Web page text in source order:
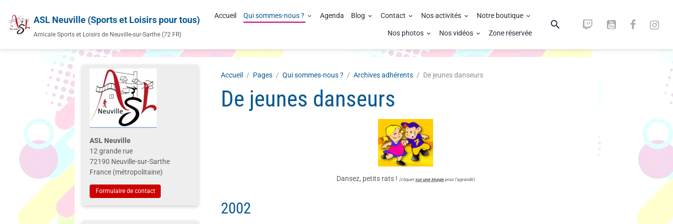
ASL Neuville (Sports et Loisirs pour tous)
Amicale Sports et Loisirs de Neuville-sur-Sarthe (72 FR)
Accueil Qui sommes-nous ? Agenda Blog Contact Nos activités Notre boutique
Nos photos Nos vidéos Zone réservée
Accueil Pages Qui sommes-nous ? Archives adhérents De jeunes danseurs
De jeunes danseurs
Dansez, petits rats ! (cliquersur une imagepour l'agrandir)
2002
ASL Neuville
12 grande rue
72190 Neuville-sur-Sarthe
France (métropolitaine)
Formulaire de contact